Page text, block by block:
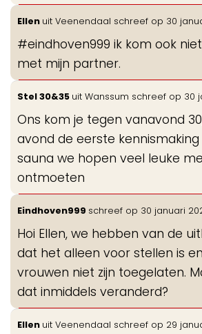
Ellen uit Veenendaal schreef op 30
#eindhoven999 ik kom ook
met mijn partner.
Stel 30&35 uit Wanssum schreef op 30
Ons kom je tegen vanavond
avond de eerste
sauna we hopen veel leuke
ontmoeten
Eindhoven999 schreef op 30 januari
Hoi Ellen, we hebben van de
dat het alleen voor stellen is
vrouwen niet zijn toegelaten.
dat inmiddels veranderd?
Ellen uit Veenendaal schreef op 29